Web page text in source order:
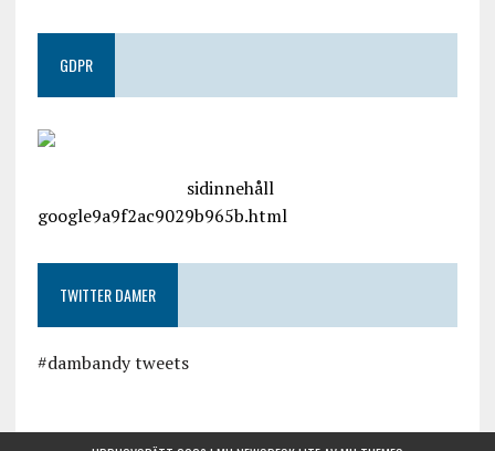
GDPR
sidinnehåll
google9a9f2ac9029b965b.html
TWITTER DAMER
#dambandy tweets